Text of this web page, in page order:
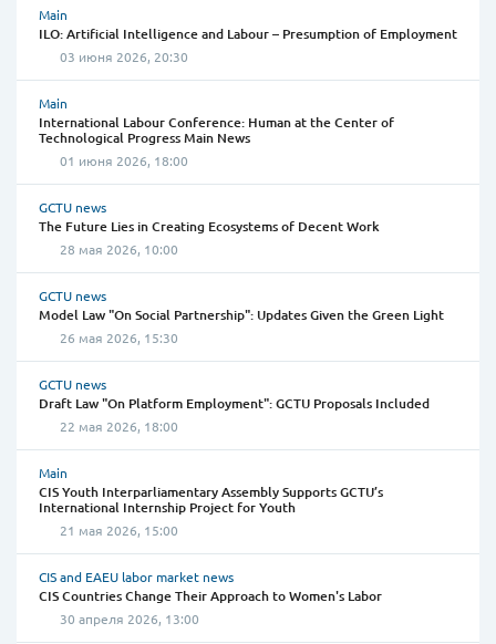
Main
ILO: Artificial Intelligence and Labour – Presumption of Employment
03 июня 2026, 20:30
Main
International Labour Conference: Human at the Center of
Technological Progress Main News
01 июня 2026, 18:00
GCTU news
The Future Lies in Creating Ecosystems of Decent Work
28 мая 2026, 10:00
GCTU news
Model Law "On Social Partnership": Updates Given the Green Light
26 мая 2026, 15:30
GCTU news
Draft Law "On Platform Employment": GCTU Proposals Included
22 мая 2026, 18:00
Main
CIS Youth Interparliamentary Assembly Supports GCTU’s
International Internship Project for Youth
21 мая 2026, 15:00
CIS and EAEU labor market news
CIS Countries Change Their Approach to Women's Labor
30 апреля 2026, 13:00